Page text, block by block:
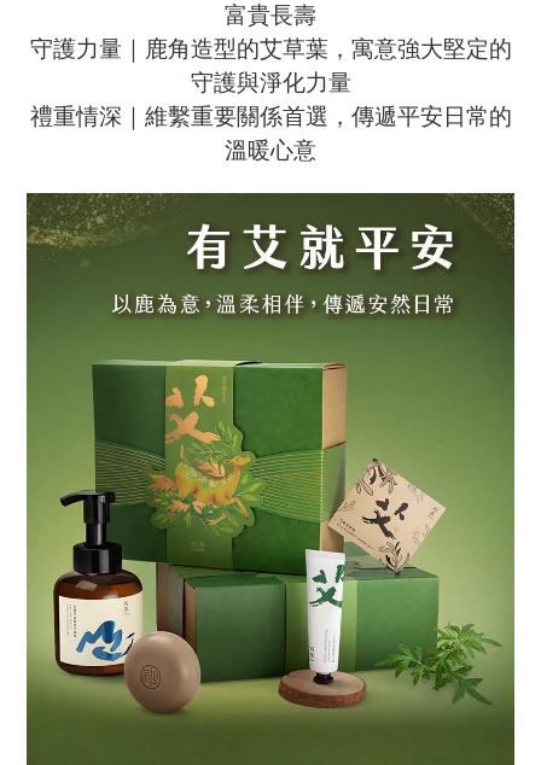
富貴長壽
守護力量｜鹿角造型的艾草葉，寓意強大堅定的
守護與淨化力量
禮重情深｜維繫重要關係首選，傳遞平安日常的
溫暖心意